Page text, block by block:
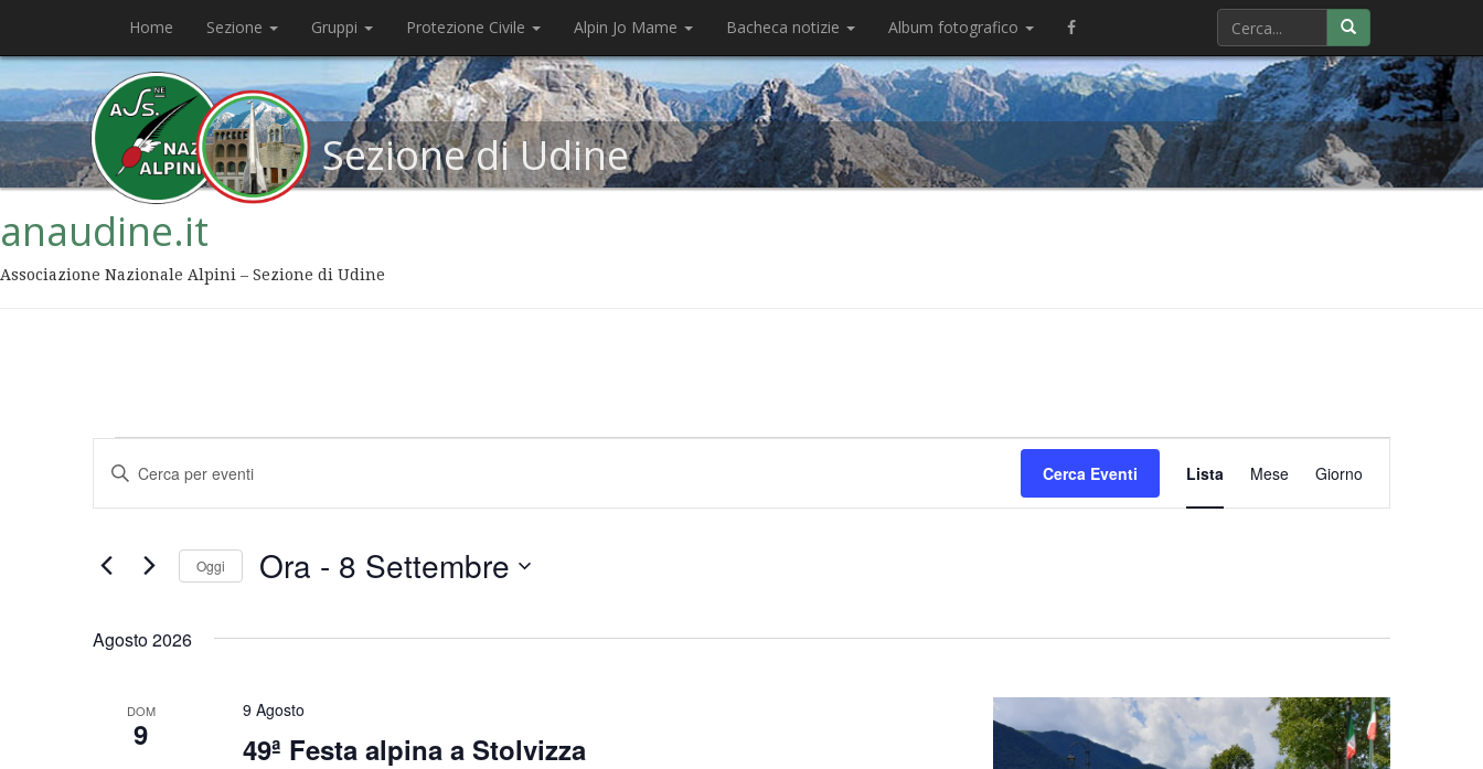
Home Sezione Gruppi Protezione Civile Alpin Jo Mame Bacheca notizie Album fotografico
Sezione di Udine
anaudine.it
Associazione Nazionale Alpini – Sezione di Udine
Eventi
Ricerca
viste
Inserisci
Parola
Chiave.
per
Cerca Eventi
Evento
Viste
Navigazione
Lista Mese Giorno
Oggi Ora - 8 Settembre
data.
Agosto 2026
DOM
9 49ª Festa alpina a Stolvizza
9 Agosto